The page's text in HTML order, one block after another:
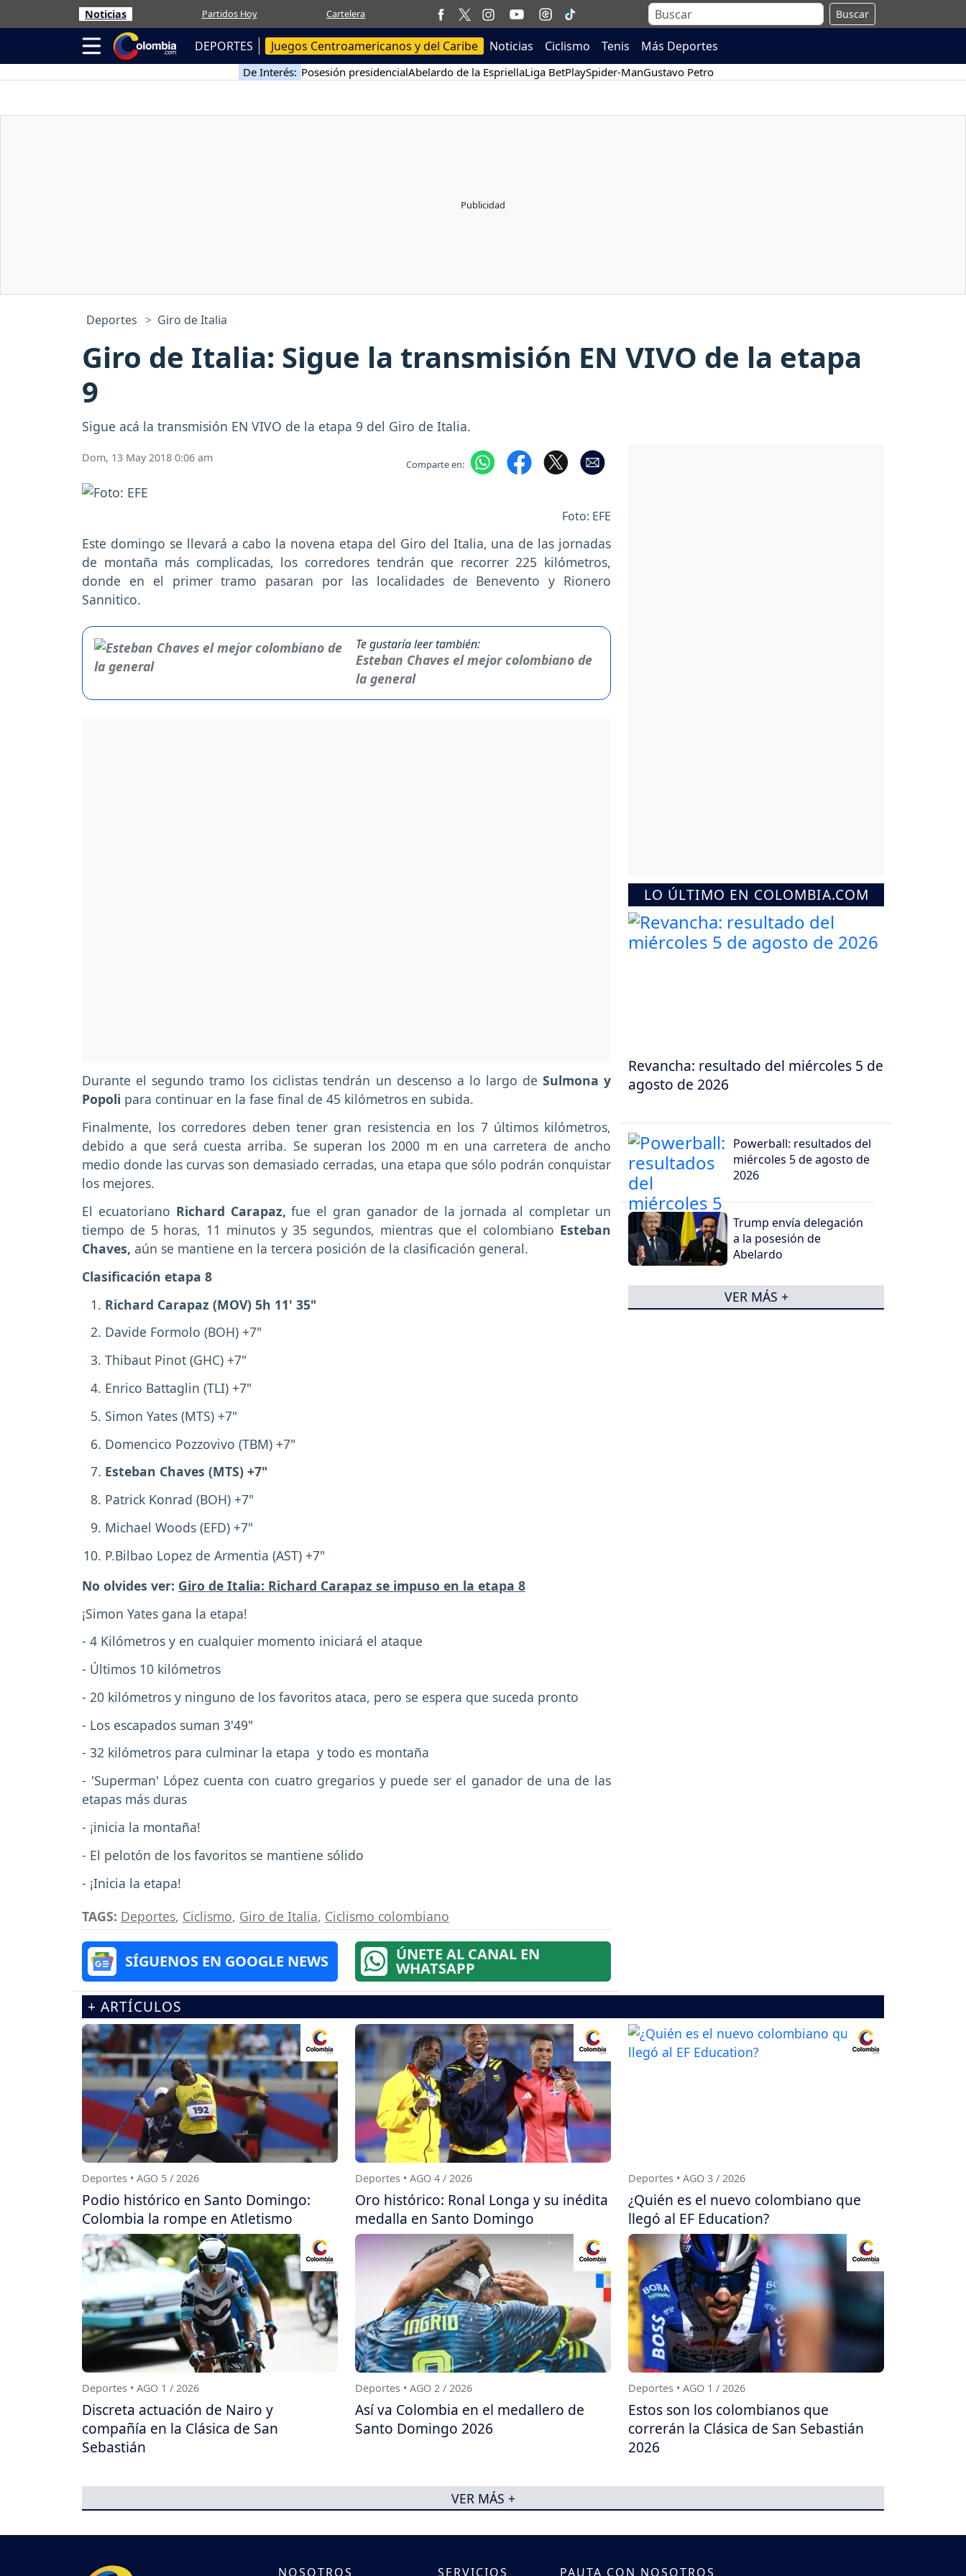
Noticias Partidos Hoy Cartelera Buscar
DEPORTES Juegos Centroamericanos y del Caribe Noticias Ciclismo Tenis Más Deportes
De Interés: Posesión presidencialAbelardo de la EspriellaLiga BetPlaySpider-ManGustavo Petro
Deportes Giro de Italia
Giro de Italia: Sigue la transmisión EN VIVO de la etapa
9
Sigue acá la transmisión EN VIVO de la etapa 9 del Giro de Italia.
Dom, 13 May 2018 0:06 am Comparte en:
Foto: EFE
Este domingo se llevará a cabo la novena etapa del Giro del Italia, una de las jornadas
de montaña más complicadas, los corredores tendrán que recorrer 225 kilómetros,
donde en el primer tramo pasaran por las localidades de Benevento y Rionero
Sannitico.
Te gustaría leer también:
Esteban Chaves el mejor colombiano de
la general
Durante el segundo tramo los ciclistas tendrán un descenso a lo largo de Sulmona y
Popoli para continuar en la fase final de 45 kilómetros en subida.
Finalmente, los corredores deben tener gran resistencia en los 7 últimos kilómetros,
debido a que será cuesta arriba. Se superan los 2000 m en una carretera de ancho
medio donde las curvas son demasiado cerradas, una etapa que sólo podrán conquistar
los mejores.
El ecuatoriano Richard Carapaz, fue el gran ganador de la jornada al completar un
tiempo de 5 horas, 11 minutos y 35 segundos, mientras que el colombiano Esteban
Chaves, aún se mantiene en la tercera posición de la clasificación general.
Clasificación etapa 8
Richard Carapaz (MOV) 5h 11' 35"
Davide Formolo (BOH) +7"
Thibaut Pinot (GHC) +7"
Enrico Battaglin (TLI) +7"
Simon Yates (MTS) +7"
Domencico Pozzovivo (TBM) +7"
Esteban Chaves (MTS) +7"
Patrick Konrad (BOH) +7"
Michael Woods (EFD) +7"
P.Bilbao Lopez de Armentia (AST) +7"
No olvides ver: Giro de Italia: Richard Carapaz se impuso en la etapa 8
¡Simon Yates gana la etapa!
- 4 Kilómetros y en cualquier momento iniciará el ataque
- Últimos 10 kilómetros
- 20 kilómetros y ninguno de los favoritos ataca, pero se espera que suceda pronto
- Los escapados suman 3'49"
- 32 kilómetros para culminar la etapa y todo es montaña
- 'Superman' López cuenta con cuatro gregarios y puede ser el ganador de una de las
etapas más duras
- ¡inicia la montaña!
- El pelotón de los favoritos se mantiene sólido
- ¡Inicia la etapa!
TAGS: Deportes, Ciclismo, Giro de Italia, Ciclismo colombiano
SÍGUENOS EN GOOGLE NEWS ÚNETE AL CANAL EN
WHATSAPP
LO ÚLTIMO EN COLOMBIA.COM
Revancha: resultado del miércoles 5 de
agosto de 2026
Powerball: resultados del
miércoles 5 de agosto de
2026
Trump envía delegación
a la posesión de
Abelardo
VER MÁS +
+ ARTÍCULOS
Deportes • AGO 5 / 2026
Podio histórico en Santo Domingo:
Colombia la rompe en Atletismo
Deportes • AGO 4 / 2026
Oro histórico: Ronal Longa y su inédita
medalla en Santo Domingo
Deportes • AGO 3 / 2026
¿Quién es el nuevo colombiano que
llegó al EF Education?
Deportes • AGO 1 / 2026
Discreta actuación de Nairo y
compañía en la Clásica de San
Sebastián
Deportes • AGO 2 / 2026
Así va Colombia en el medallero de
Santo Domingo 2026
Deportes • AGO 1 / 2026
Estos son los colombianos que
correrán la Clásica de San Sebastián
2026
VER MÁS +
NOSOTROS SERVICIOS PAUTA CON NOSOTROS